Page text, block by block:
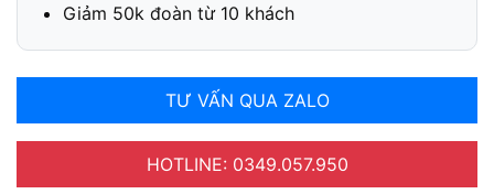
Giảm 50k đoàn từ 10 khách
TƯ VẤN QUA ZALO
HOTLINE: 0349.057.950